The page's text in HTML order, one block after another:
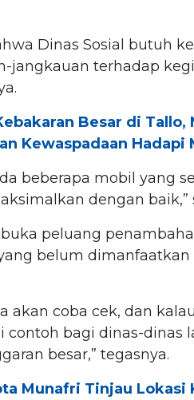
Dinas Sosial butuh
jangkauan terhadap
Besar di
Kewaspadaan Hadapi
beberapa mobil yang
dengan baik,”
peluang
belum
akan coba cek, dan
contoh bagi dinas-dinas
besar,” tegasnya.
Munafri Tinjau Lokasi